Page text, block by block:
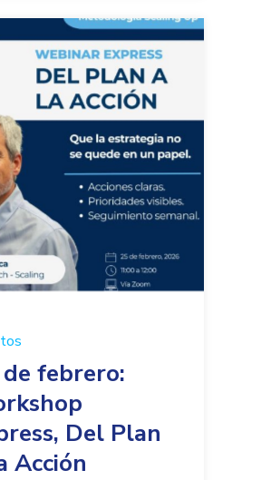
febrero:
Del Plan
Acción